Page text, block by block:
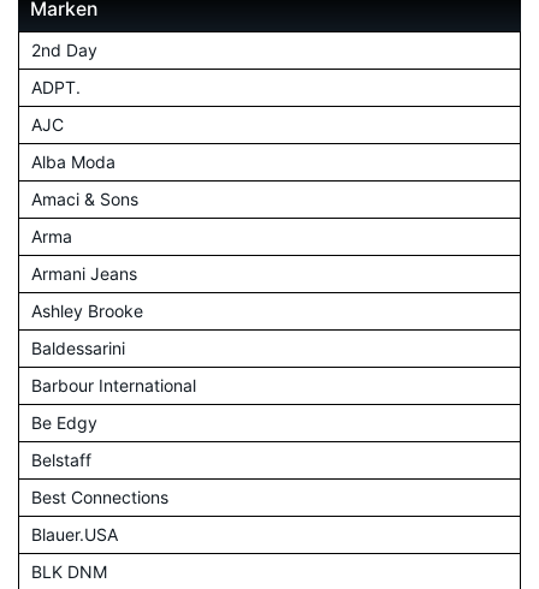
Marken
2nd Day
ADPT.
AJC
Alba Moda
Amaci & Sons
Arma
Armani Jeans
Ashley Brooke
Baldessarini
Barbour International
Be Edgy
Belstaff
Best Connections
Blauer.USA
BLK DNM